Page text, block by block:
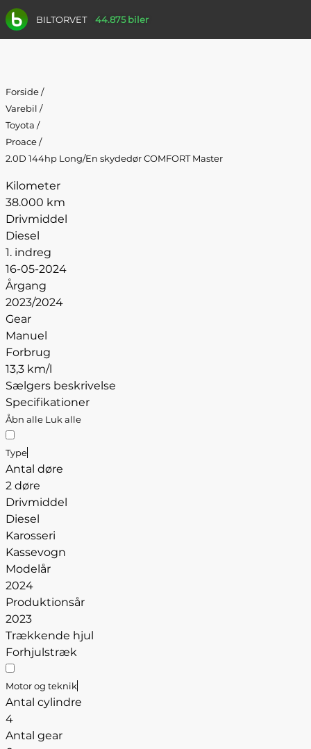
BILTORVET 44.875 biler
Forside/
Varebil /
Toyota /
Proace/
2.0D 144hp Long/En skydedør COMFORT Master
Kilometer
38.000 km
Drivmiddel
Diesel
1. indreg
16-05-2024
Årgang
2023/2024
Gear
Manuel
Forbrug
13,3 km/l
Sælgers beskrivelse
Specifikationer
Åbn alle Luk alle
Type
Antal døre
2 døre
Drivmiddel
Diesel
Karosseri
Kassevogn
Modelår
2024
Produktionsår
2023
Trækkende hjul
Forhjulstræk
Motor og teknik
Antal cylindre
4
Antal gear